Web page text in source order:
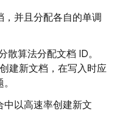
，并且分配各自的单调
散算法分配文档 ID。
建新文档，在写入时应
以高速率创建新文